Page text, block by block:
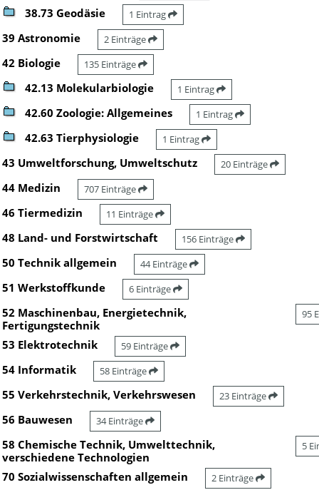
38.73 Geodäsie 1 Eintrag
39 Astronomie 2 Einträge
42 Biologie 135 Einträge
42.13 Molekularbiologie 1 Eintrag
42.60 Zoologie: Allgemeines 1 Eintrag
42.63 Tierphysiologie 1 Eintrag
43 Umweltforschung, Umweltschutz 20 Einträge
44 Medizin 707 Einträge
46 Tiermedizin 11 Einträge
48 Land- und Forstwirtschaft 156 Einträge
50 Technik allgemein 44 Einträge
51 Werkstoffkunde 6 Einträge
52 Maschinenbau, Energietechnik,
Fertigungstechnik
95
53 Elektrotechnik 59 Einträge
54 Informatik 58 Einträge
55 Verkehrstechnik, Verkehrswesen 23 Einträge
56 Bauwesen 34 Einträge
58 Chemische Technik, Umwelttechnik,
verschiedene Technologien
5
70 Sozialwissenschaften allgemein 2 Einträge